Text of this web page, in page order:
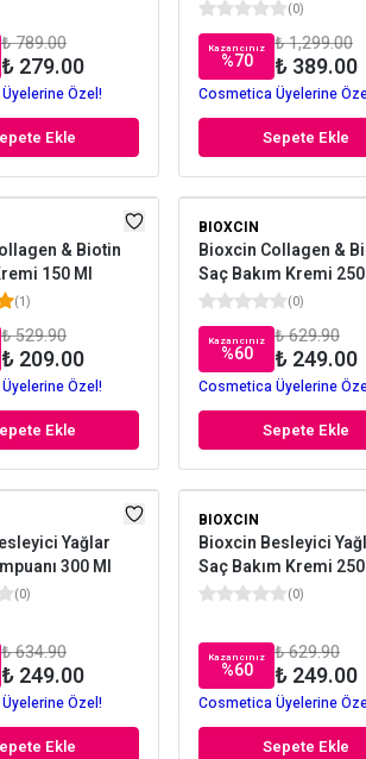
₺ 789.00
₺ 279.00
Özel!
Ekle
(0)
Kazancınız
%70
₺ 1,299.00
₺ 389.00
Cosmetica Üyelerine
Sepete Ekle
& Biotin
150 Ml
(1)
₺ 529.90
₺ 209.00
Özel!
Ekle
BIOXCIN
Bioxcin Collagen &
Saç Bakım Kremi
(0)
Kazancınız
%60
₺ 629.90
₺ 249.00
Cosmetica Üyelerine
Sepete Ekle
Yağlar
300 Ml
(0)
₺ 634.90
₺ 249.00
Özel!
Ekle
BIOXCIN
Bioxcin Besleyici
Saç Bakım Kremi
(0)
Kazancınız
%60
₺ 629.90
₺ 249.00
Cosmetica Üyelerine
Sepete Ekle